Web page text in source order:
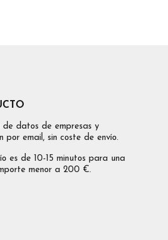
de datos de empresas y
por email, sin coste de envío.
es de 10-15 minutos para una
menor a 200 €.